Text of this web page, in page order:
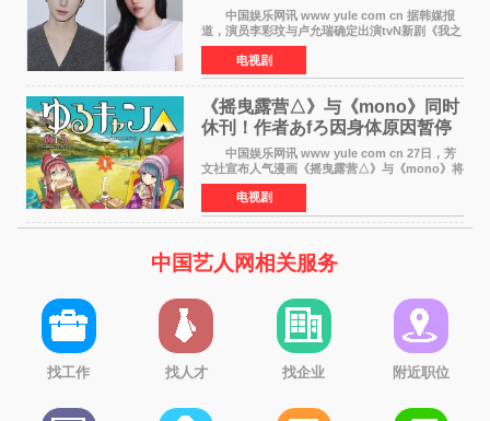
环青春爱情来袭
中国娱乐网讯 www yule com cn 据韩媒报
道，演员李彩玟与卢允瑞确定出演tvN新剧《我之
所以决定去死》，分别担任男女主角。该剧预计
将于明年播出，引发观众期待。 本剧改编自
NAVER同名人气
电视剧
《摇曳露营△》与《mono》同时
休刊！作者あfろ因身体原因暂停
双连载
中国娱乐网讯 www yule com cn 27日，芳
文社宣布人气漫画《摇曳露营△》与《mono》将
暂停连载一段时间，原因是漫画家あfろ身体状况
不佳。 编辑部表示：一直承蒙各位对
《mono》的喜爱，
电视剧
中国艺人网相关服务
找工作 找人才 找企业 附近职位